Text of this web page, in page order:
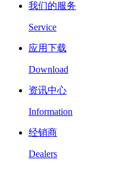
我们的服务
Service
应用下载
Download
资讯中心
Information
经销商
Dealers